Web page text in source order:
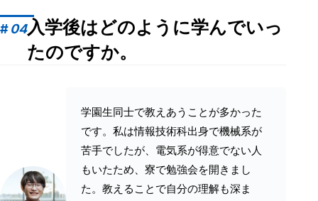
#04入学後はどのように学んでいっ
たのですか。
学園生同士で教えあうことが多かった
です。私は情報技術科出身で機械系が
苦手でしたが、電気系が得意でない人
もいたため、寮で勉強会を開きまし
た。教えることで自分の理解も深ま